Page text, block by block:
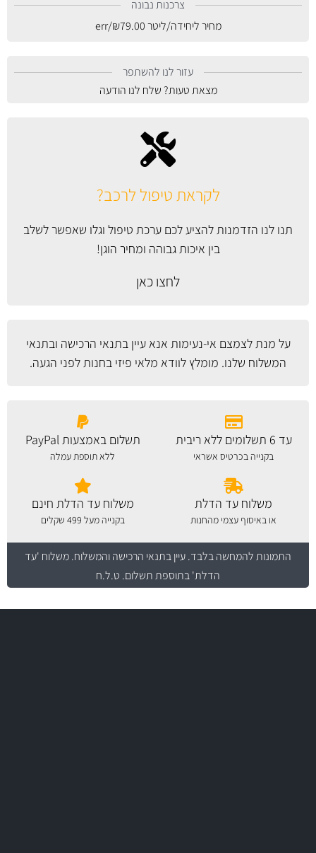
לקראת טיפול לרכב?
תנו לנו הזדמנות להציע לכם ערכת טיפול וגלו שאפשר לשלב
בין איכות גבוהה ומחיר הוגן!
לחצו כאן
על מנת לצמצם אי-נעימות אנא עייןבתנאי הרכישה ובתנאי
המשלוח שלנו. מומלץ לוודא מלאי פיזי בחנות לפני הגעה.
צרכנות נבונה
מחיר ליחידה/ליטר
₪79.00
/err
עזור לנו להשתפר
מצאת טעות? שלח לנו הודעה
עד 6 תשלומים ללא ריבית
בקנייה בכרטיס אשראי
תשלום באמצעות PayPal
ללא תוספת עמלה
משלוח עד הדלת
או באיסוף עצמי מהחנות
משלוח עד הדלת חינם
בקנייה מעל 499 שקלים
התמונות להמחשה בלבד.עיין בתנאי הרכישה והמשלוח. משלוח 'עד
הדלת' בתוספת תשלום. ט.ל.ח